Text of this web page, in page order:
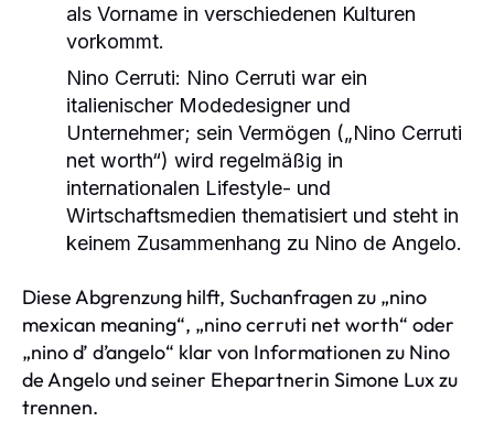
als Vorname in verschiedenen Kulturen
vorkommt.
Nino Cerruti: Nino Cerruti war ein
italienischer Modedesigner und
Unternehmer; sein Vermögen („Nino Cerruti
net worth“) wird regelmäßig in
internationalen Lifestyle- und
Wirtschaftsmedien thematisiert und steht in
keinem Zusammenhang zu Nino de Angelo.
Diese Abgrenzung hilft, Suchanfragen zu „nino
mexican meaning“, „nino cerruti net worth“ oder
„nino ď d’angelo“ klar von Informationen zu Nino
de Angelo und seiner Ehepartnerin Simone Lux zu
trennen.